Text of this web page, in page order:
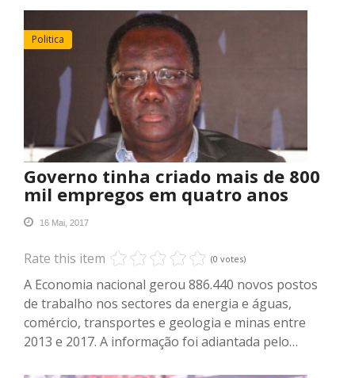
Politica
Governo tinha criado mais de 800
mil empregos em quatro anos
16 Mai, 2017
Rate this item (0 votes)
A Economia nacional gerou 886.440 novos postos
de trabalho nos sectores da energia e águas,
comércio, transportes e geologia e minas entre
2013 e 2017. A informação foi adiantada pelo…